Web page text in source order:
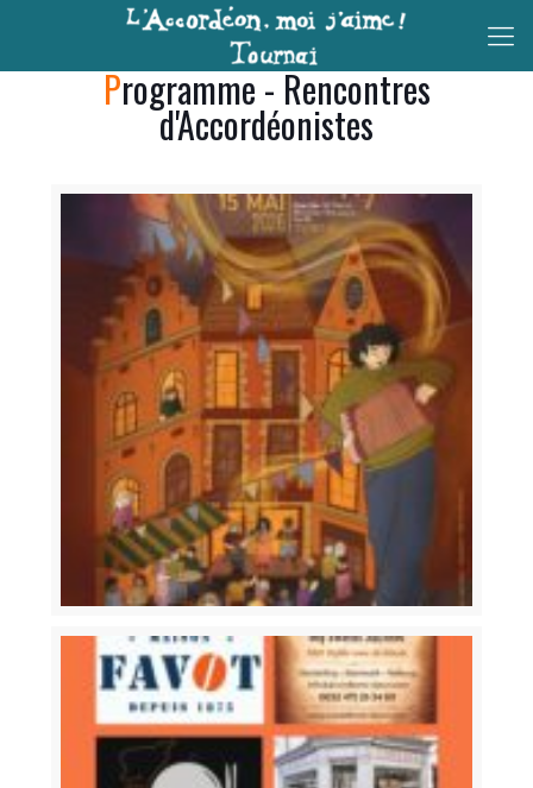
Programme - Rencontres
d'Accordéonistes